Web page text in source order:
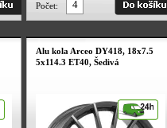
Počet:
Alu kola Arceo DY418, 18x7.5
5x114.3 ET40, Šedivá